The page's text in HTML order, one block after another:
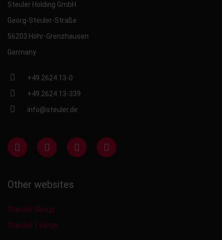
Steuler Holding GmbH
Georg-Steuler-Straße
56203 Höhr-Grenzhausen
Germany
+49 2624 13-0
+49 2624 13-339
info@steuler.de
Other websites
Steuler Group
Steuler Linings